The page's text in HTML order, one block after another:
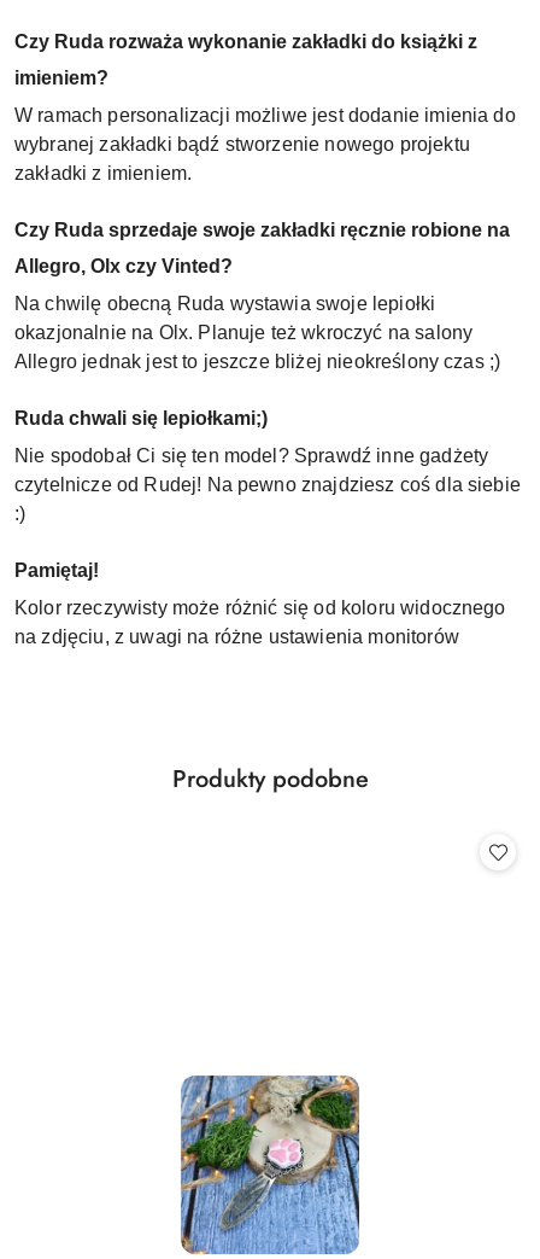
Czy Ruda rozważa wykonanie zakładki do książki z
imieniem?
W ramach personalizacji możliwe jest dodanie imienia do
wybranej zakładki bądź stworzenie nowego projektu
zakładki z imieniem.
Czy Ruda sprzedaje swoje zakładki ręcznie robione na
Allegro, Olx czy Vinted?
Na chwilę obecną Ruda wystawia swoje lepiołki
okazjonalnie na Olx. Planuje też wkroczyć na salony
Allegro jednak jest to jeszcze bliżej nieokreślony czas ;)
Ruda chwali się lepiołkami;)
Nie spodobał Ci się ten model? Sprawdź inne gadżety
czytelnicze od Rudej! Na pewno znajdziesz coś dla siebie
:)
Pamiętaj!
Kolor rzeczywisty może różnić się od koloru widocznego
na zdjęciu, z uwagi na różne ustawienia monitorów
Pomiń karuzelę produktów
Produkty
Produkty podobne